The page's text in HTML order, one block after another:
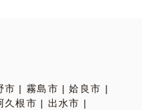
市 霧島市
姶良市
久根市
出水市